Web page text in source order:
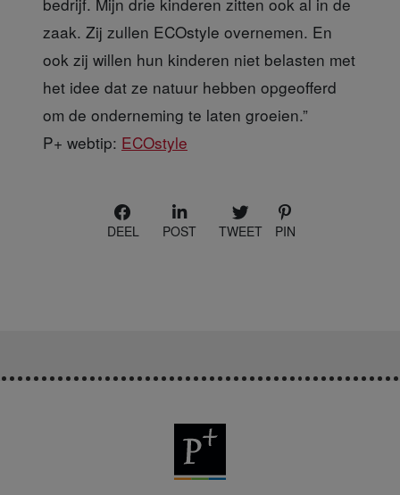
zaak. Zij zullen ECOstyle overnemen. En
ook zij willen hun kinderen niet belasten met
het idee dat ze natuur hebben opgeofferd
om de onderneming te laten groeien.”
P+ webtip: ECOstyle
DEEL POST TWEET PIN